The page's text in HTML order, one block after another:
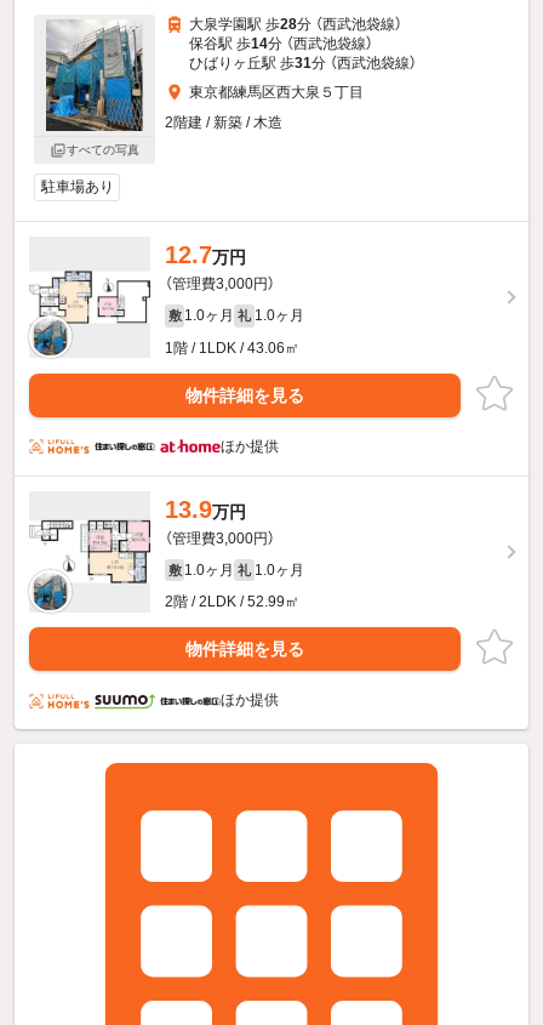
すべての写真
大泉学園駅 歩28分 （西武池袋線）
保谷駅 歩14分 （西武池袋線）
ひばりヶ丘駅 歩31分 （西武池袋線）
東京都練馬区西大泉５丁目
2階建 / 新築 / 木造
駐車場あり
12.7万円
（管理費3,000円）
敷 1.0ヶ月 礼 1.0ヶ月
1階 / 1LDK / 43.06㎡
物件詳細を見る
ほか提供
13.9万円
（管理費3,000円）
敷 1.0ヶ月 礼 1.0ヶ月
2階 / 2LDK / 52.99㎡
物件詳細を見る
ほか提供